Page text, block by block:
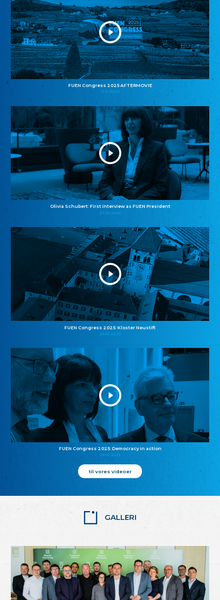
FUEN Congress 2025 AFTERMOVIE
11.11.2025
Olivia Schubert: First interview as FUEN President
27.10.2025
FUEN Congress 2025: Kloster Neustift
26.10.2025
FUEN Congress 2025: Democracy in action
25.10.2025
til vores videoer
GALLERI